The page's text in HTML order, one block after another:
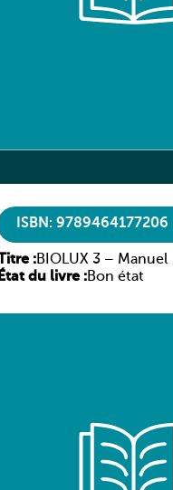
ISBN: 9789464177206
Titre :BIOLUX 3 – Manuel
État du livre :Bon état